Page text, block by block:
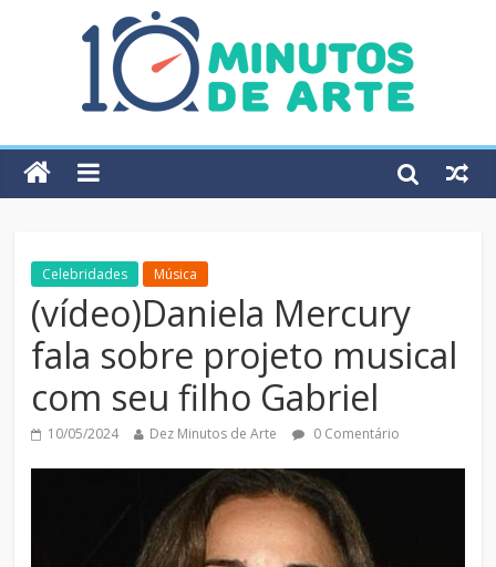
Celebridades Música
(vídeo)Daniela Mercury
fala sobre projeto musical
com seu filho Gabriel
10/05/2024 Dez Minutos de Arte 0 Comentário